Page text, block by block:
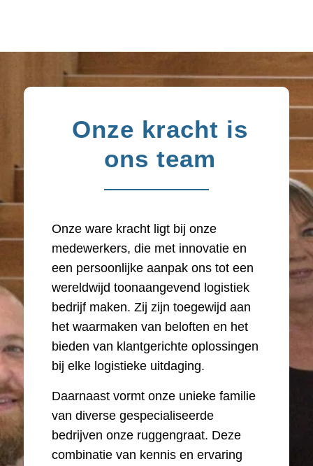
Onze kracht is
ons team
Onze ware kracht ligt bij onze
medewerkers, die met innovatie en
een persoonlijke aanpak ons tot een
wereldwijd toonaangevend logistiek
bedrijf maken. Zij zijn toegewijd aan
het waarmaken van beloften en het
bieden van klantgerichte oplossingen
bij elke logistieke uitdaging.
Daarnaast vormt onze unieke familie
van diverse gespecialiseerde
bedrijven onze ruggengraat. Deze
combinatie van kennis en ervaring